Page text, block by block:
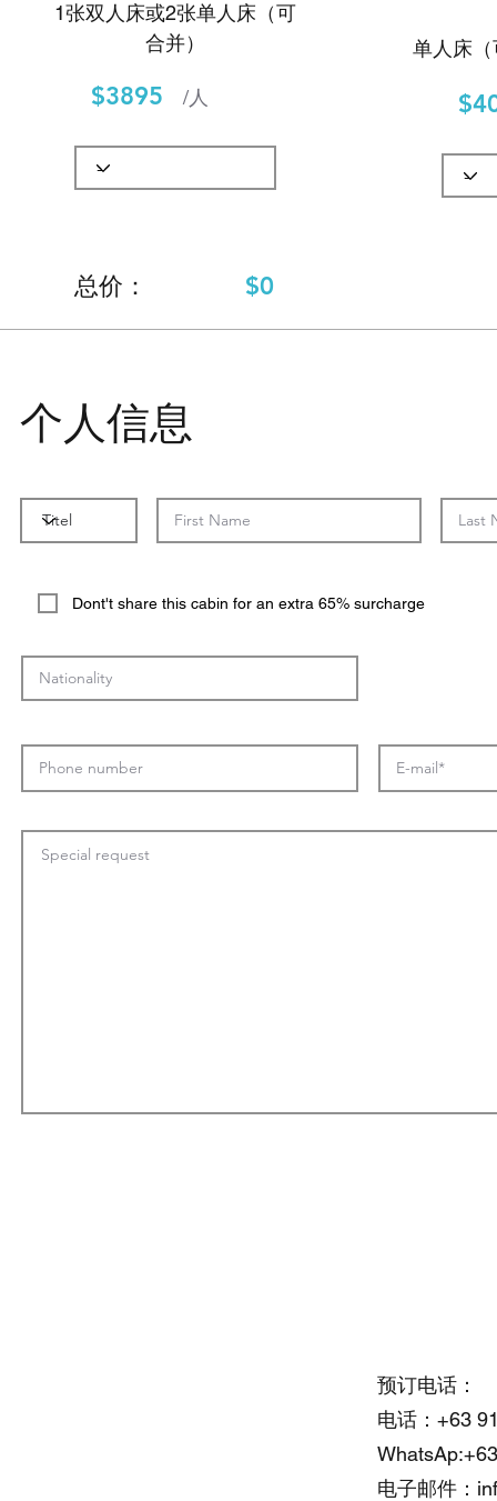
1张双人床或2张单人床（可
合并）
$3895 /人
单人床
​总价： $0
个人信息
Dont't share this cabin for an extra 65% surcharge
预订电话：
电话：+63
电子邮件：